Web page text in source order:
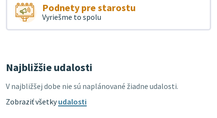
Podnety pre starostu
Vyriešme to spolu
Najbližšie udalosti
V najbližšej dobe nie sú naplánované žiadne udalosti.
Zobraziť všetkyudalosti